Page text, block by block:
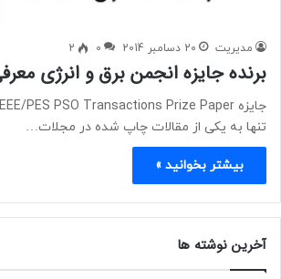
مدیریت 20 دسامبر 2014 0
2
برنده جایزه انجمن برق و انرژی
تنها به یکی از مقالات چاپ شده در مجلات…
بیشتر بخوانید »
آخرین نوشته ها